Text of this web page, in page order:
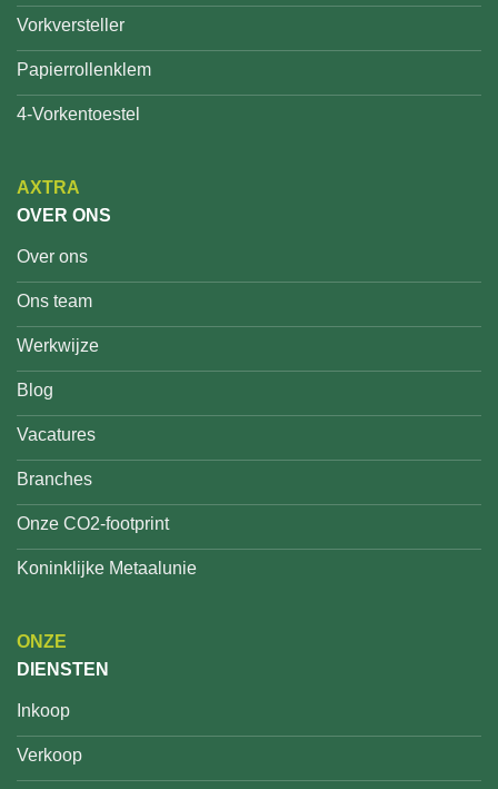
Vorkversteller
Papierrollenklem
4-Vorkentoestel
AXTRA
OVER ONS
Over ons
Ons team
Werkwijze
Blog
Vacatures
Branches
Onze CO2-footprint
Koninklijke Metaalunie
ONZE
DIENSTEN
Inkoop
Verkoop